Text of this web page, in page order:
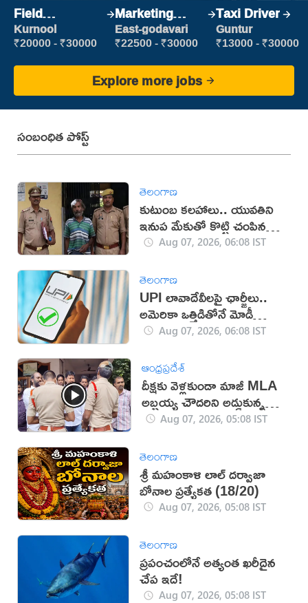
Field
Marketing
Executive
Kurnool
₹20000 - ₹30000
Marketing
Executive
East-godavari
₹22500 - ₹30000
Taxi Driver
Guntur
₹13000 - ₹30000
Explore more jobs
సంబంధిత పోస్ట్
తెలంగాణ
కుటుంబ కలహాలు.. యువతిని
ఇనుప మేకుతో కొట్టి చంపిన
తండ్రిAug 07, 2026, 06:08 IST
తెలంగాణ
UPI లావాదేవీలపై ఛార్జీలు..
అమెరికా ఒత్తిడితోనే మోడీ
సర్కార్‌ నిర్ణయం?
Aug 07, 2026, 06:08 IST
ఆంధ్రప్రదేశ్
దీక్షకు వెళ్లకుండా మాజీ MLA
అబ్బ‌య్య చౌద‌రిని అడ్డుకున్న
పోలీసులు (వీడియో)
Aug 07, 2026, 05:08 IST
తెలంగాణ
శ్రీ మహంకాళి లాల్ దర్వాజా
బోనాల ప్రత్యేకత (18/20)
Aug 07, 2026, 05:08 IST
తెలంగాణ
ప్రపంచంలోనే అత్యంత ఖరీదైన
చేప ఇదే!
Aug 07, 2026, 05:08 IST